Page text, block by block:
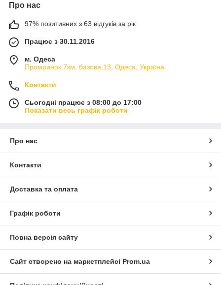
Про нас
97% позитивних з 63 відгуків за рік
Працює з 30.11.2016
м. Одеса
Промринок 7км, базова 13, Одеса, Україна
Контакти
Сьогодні працює з 08:00 до 17:00
Показати весь графік роботи
Про нас
Контакти
Доставка та оплата
Графік роботи
Повна версія сайту
Сайт створено на маркетплейсі Prom.ua